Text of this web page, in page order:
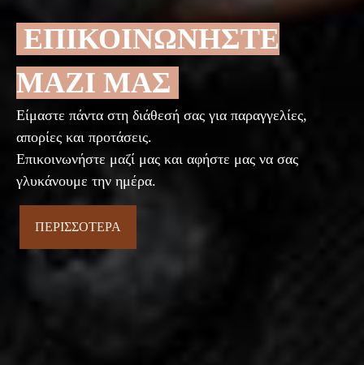
ΕΠΙΚΟΙΝΩΝΗΣΤΕ
ΜΑΖΙ ΜΑΣ
Είμαστε πάντα στη διάθεσή σας για παραγγελίες,
απορίες και προτάσεις.
Επικοινωνήστε μαζί μας και αφήστε μας να σας
γλυκάνουμε την ημέρα.
ΠΕΡΙΣΣΟΤΕΡΑ